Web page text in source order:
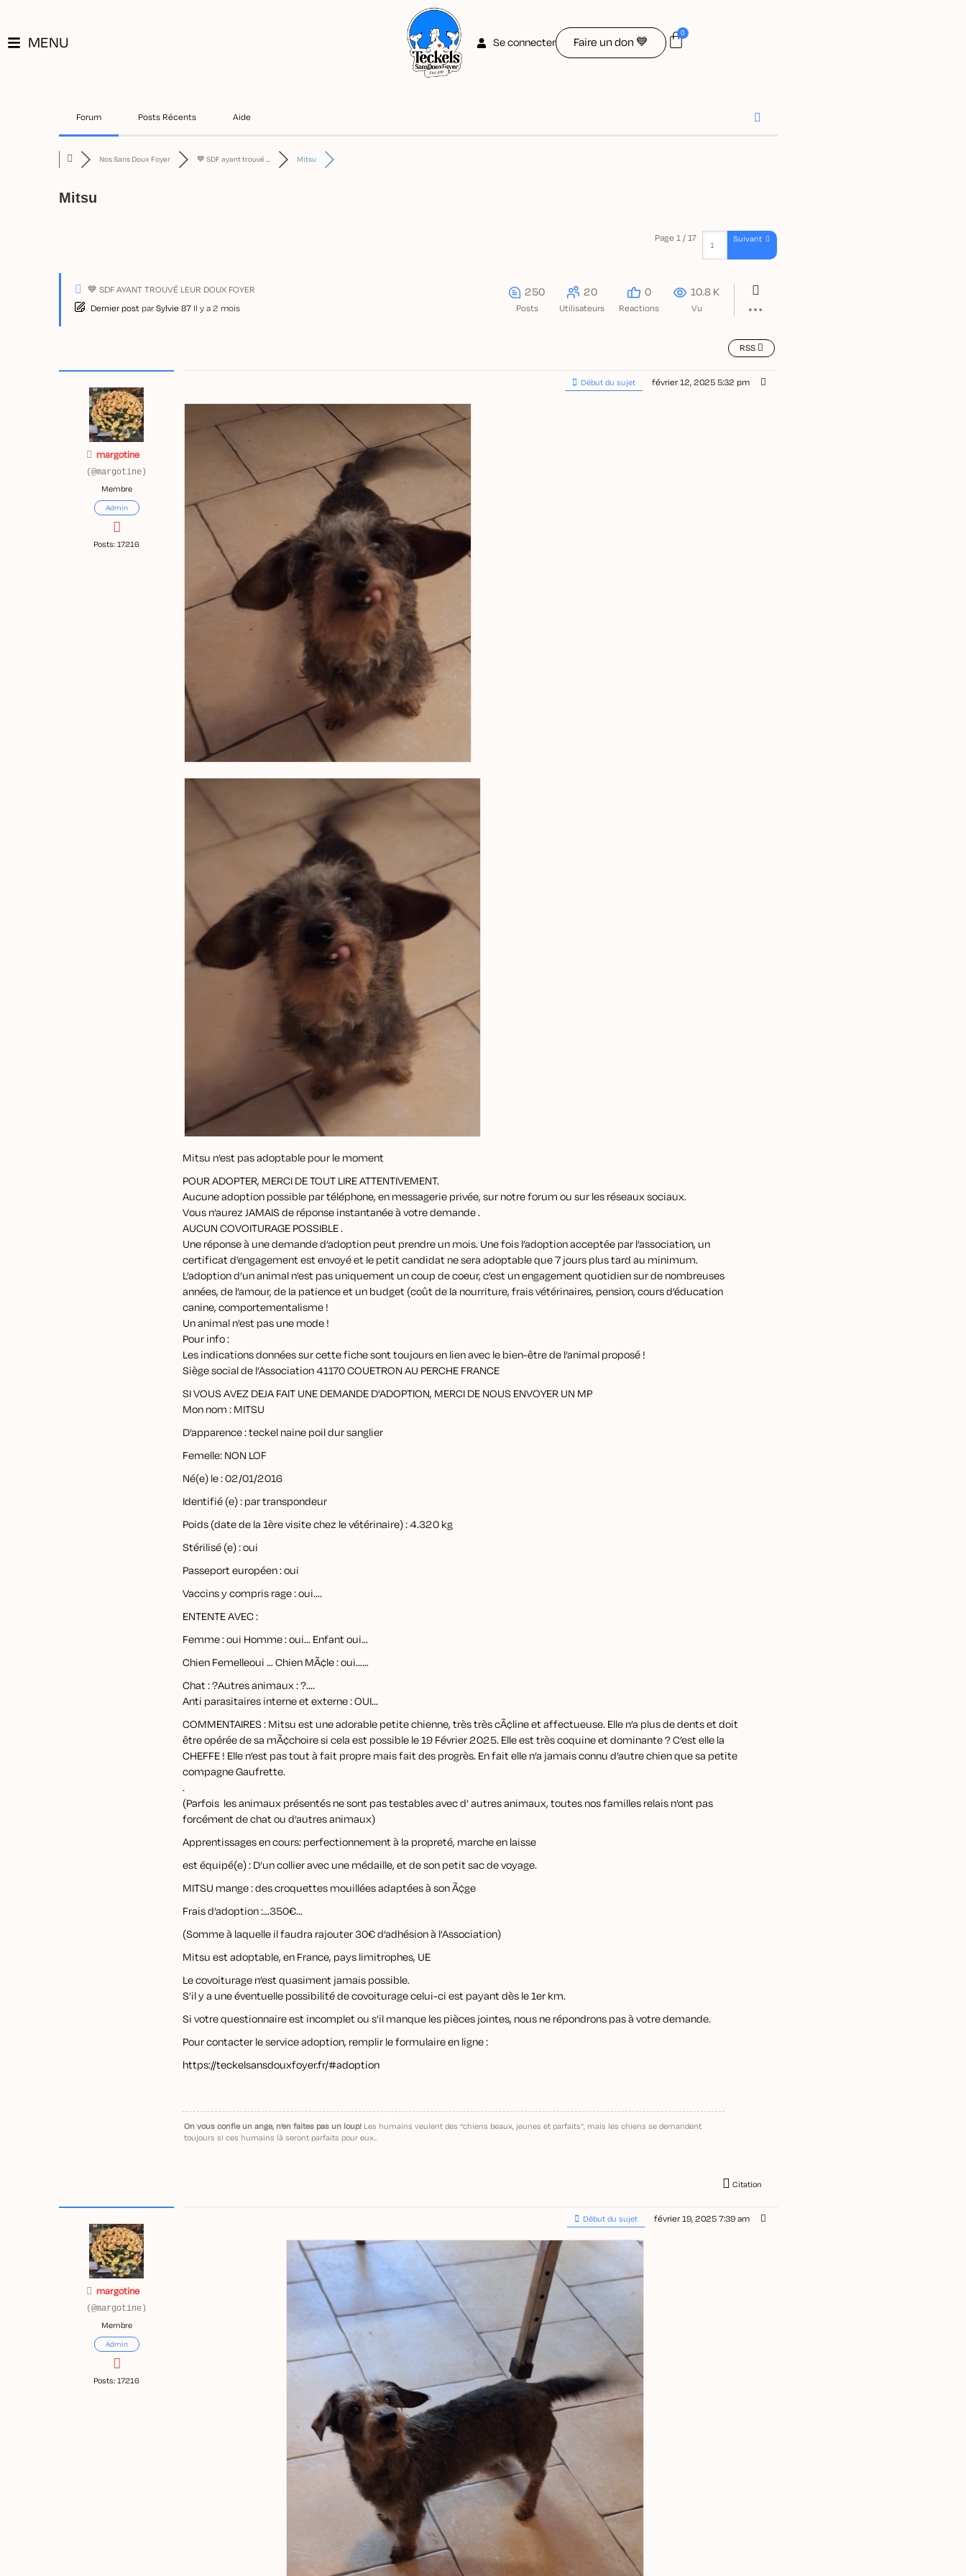
contenuMENU Se connecter Faire un don 💙
0
Cart
Forum Posts Récents Aide
Nos Sans Doux Foyer 💙 SDF ayant trouvé … Mitsu
Mitsu
Page 1 / 17 Suivant
💙 SDF AYANT TROUVÉ LEUR DOUX FOYER
Dernier post parSylvie 87 Il y a 2 mois
250
Posts
20
Utilisateurs
0
Reactions
10.8 K
Vu
RSS
margotine
(@margotine)
Membre
Admin
Posts: 17216
Début du sujet février 12, 2025 5:32 pm
Mitsu n’est pas adoptable pour le moment
POUR ADOPTER, MERCI DE TOUT LIRE ATTENTIVEMENT.
Aucune adoption possible par téléphone, en messagerie privée, sur notre forum ou sur les réseaux sociaux.
Vous n’aurez JAMAIS de réponse instantanée à votre demande .
AUCUN COVOITURAGE POSSIBLE .
Une réponse à une demande d’adoption peut prendre un mois. Une fois l’adoption acceptée par l’association, un
certificat d’engagement est envoyé et le petit candidat ne sera adoptable que 7 jours plus tard au minimum.
L’adoption d’un animal n’est pas uniquement un coup de coeur, c’est un engagement quotidien sur de nombreuses
années, de l’amour, de la patience et un budget (coût de la nourriture, frais vétérinaires, pension, cours d’éducation
canine, comportementalisme !
Un animal n’est pas une mode !
Pour info :
Les indications données sur cette fiche sont toujours en lien avec le bien-être de l’animal proposé !
Siège social de l’Association 41170 COUETRON AU PERCHE FRANCE
SI VOUS AVEZ DEJA FAIT UNE DEMANDE D’ADOPTION, MERCI DE NOUS ENVOYER UN MP
Mon nom : MITSU
D’apparence : teckel naine poil dur sanglier
Femelle: NON LOF
Né(e) le : 02/01/2016
Identifié (e) : par transpondeur
Poids (date de la 1ère visite chez le vétérinaire) : 4.320 kg
Stérilisé (e) : oui
Passeport européen : oui
Vaccins y compris rage : oui….
ENTENTE AVEC :
Femme : oui Homme : oui… Enfant oui…
Chien Femelleoui … Chien MÃ¢le : oui……
Chat : ?Autres animaux : ?….
Anti parasitaires interne et externe : OUI…
COMMENTAIRES : Mitsu est une adorable petite chienne, très très cÃ¢line et affectueuse. Elle n’a plus de dents et doit
être opérée de sa mÃ¢choire si cela est possible le 19 Février 2025. Elle est très coquine et dominante ? C’est elle la
CHEFFE ! Elle n’est pas tout à fait propre mais fait des progrès. En fait elle n’a jamais connu d’autre chien que sa petite
compagne Gaufrette.
.
(Parfois les animaux présentés ne sont pas testables avec d’ autres animaux, toutes nos familles relais n’ont pas
forcément de chat ou d’autres animaux)
Apprentissages en cours: perfectionnement à la propreté, marche en laisse
est équipé(e) : D’un collier avec une médaille, et de son petit sac de voyage.
MITSU mange : des croquettes mouillées adaptées à son Ã¢ge
Frais d’adoption :…350€…
(Somme à laquelle il faudra rajouter 30€ d’adhésion à l’Association)
Mitsu est adoptable, en France, pays limitrophes, UE
Le covoiturage n’est quasiment jamais possible.
S’il y a une éventuelle possibilité de covoiturage celui-ci est payant dès le 1er km.
Si votre questionnaire est incomplet ou s’il manque les pièces jointes, nous ne répondrons pas à votre demande.
Pour contacter le service adoption, remplir le formulaire en ligne :
https://teckelsansdouxfoyer.fr/#adoption
On vous confie un ange, n’en faites pas un loup! Les humains veulent des “chiens beaux, jeunes et parfaits”, mais les chiens se demandent
toujours si ces humains là seront parfaits pour eux..
Citation
margotine
(@margotine)
Membre
Admin
Posts: 17216
Début du sujet février 19, 2025 7:39 am